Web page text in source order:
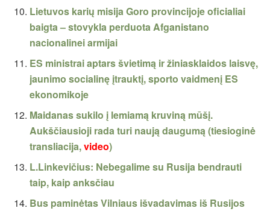
Lietuvos karių misija Goro provincijoje oficialiai
baigta – stovykla perduota Afganistano
nacionalinei armijai
ES ministrai aptars švietimą ir žiniasklaidos laisvę,
jaunimo socialinę įtrauktį, sporto vaidmenį ES
ekonomikoje
Maidanas sukilo į lemiamą kruviną mūšį.
Aukščiausioji rada turi naują daugumą (tiesioginė
transliacija,video)
L.Linkevičius: Nebegalime su Rusija bendrauti
taip, kaip anksčiau
Bus paminėtas Vilniaus išvadavimas iš Rusijos